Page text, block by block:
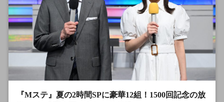
『Mステ』夏の2時間SPに豪華12組！1500回記念の放